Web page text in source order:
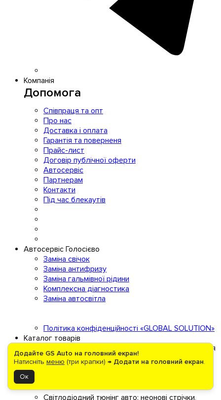
Додайте GS Auto на головний екран!
Натисніть меню (три крапки) → Додати на головний екран.
Ок
Компанія
Допомога
Співпраця та опт
Про нас
Доставка і оплата
Гарантія та поверненя
Прайс-лист
Договір публічної оферти
Автосервіс
Партнерам
Контакти
Під час блекаутів
Автосервіс Голосієво
Заміна свічок
Заміна антифризу
Заміна гальмівної рідини
Комплексна діагностика
Заміна автосвітла
Політика конфіденційності «GLOBAL SOLUTION»
Каталог товарів
Демонстраційні Стенди та Виставкові Рамки для
Автомобільних Лампочок
Електроніка
Авто світло
Світлодіодний тюнінг авто: неонові стрічки,